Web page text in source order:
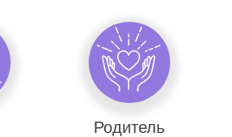
Родитель